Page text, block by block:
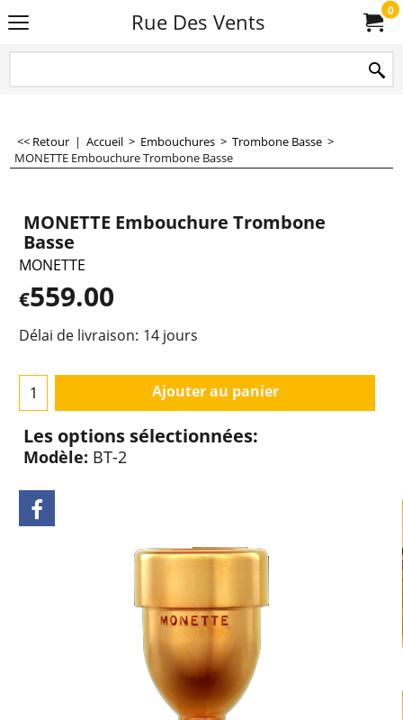
Rue Des Vents 0
<< Retour | Accueil > Embouchures > Trombone Basse >
MONETTE Embouchure Trombone Basse
MONETTE Embouchure Trombone
Basse
MONETTE
€559.00
Délai de livraison: 14 jours
Ajouter au panier
Les options sélectionnées:
Modèle: BT-2